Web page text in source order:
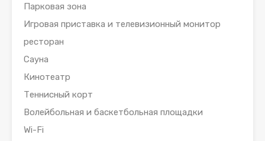
Парковая зона
Игровая приставка и телевизионный монитор
ресторан
Сауна
Кинотеатр
Теннисный корт
Волейбольная и баскетбольная площадки
Wi-Fi